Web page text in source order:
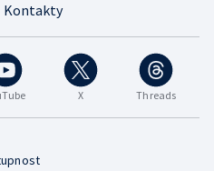
Kontakty
X Threads